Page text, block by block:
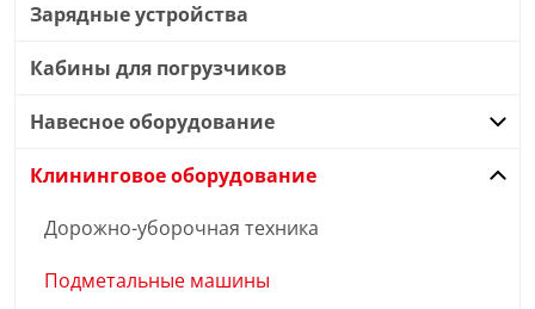
Зарядные устройства
Кабины для погрузчиков
Навесное оборудование
Клининговое оборудование
Дорожно-уборочная техника
Подметальные машины